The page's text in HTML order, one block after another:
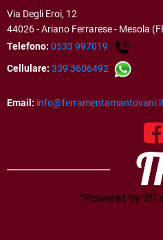
Via Degli Eroi, 12
44026 - Ariano Ferrarese - Mesola
Telefono: 0533 997019
Cellulare: 339 3606492
Email: info@ferramentamantovani.it
“Powered by 2G